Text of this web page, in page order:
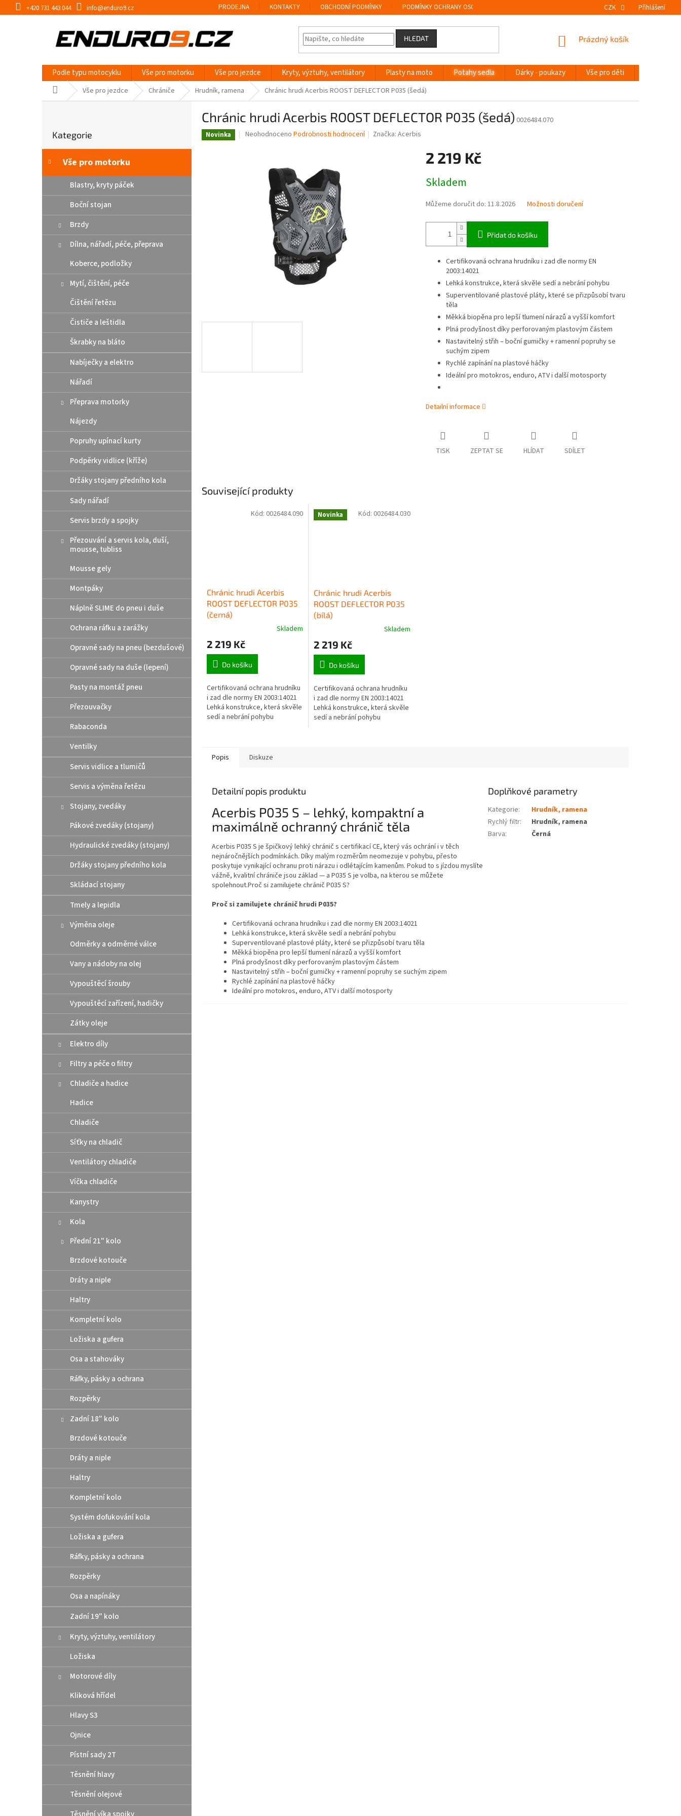
na
+420 731 443 044 info@enduro9.cz PRODEJNA KONTAKTY OBCHODNÍ PODMÍNKY PODMÍNKY OCHRANY OSOBNÍCH ÚDAJŮ CZK Přihlášení
HLEDAT
NÁKUPNÍ
Prázdný košík
Podle typu motocyklu Vše pro motorku Vše pro jezdce Kryty, výztuhy, ventilátory Plasty na moto Potahy sedla Dárky - poukazy Vše pro děti
Domů Vše pro jezdce Chrániče Hrudník, ramena Chránic hrudi Acerbis ROOST DEFLECTOR P035 (šedá)
r
n
í
a
kategorie
Kategorie
Vše pro motorku
Blastry, kryty páček
Boční stojan
Brzdy
Dílna, nářadí, péče, přeprava
Koberce, podložky
Mytí, čištění, péče
Čištění řetězu
Čističe a leštidla
Škrabky na bláto
Nabíječky a elektro
Nářadí
Přeprava motorky
Nájezdy
Popruhy upínací kurty
Podpěrky vidlice (kříže)
Držáky stojany předního kola
Sady nářadí
Servis brzdy a spojky
Přezouvání a servis kola, duší,
mousse, tubliss
Mousse gely
Montpáky
Náplně SLIME do pneu i duše
Ochrana ráfku a zarážky
Opravné sady na pneu (bezdušové)
Opravné sady na duše (lepení)
Pasty na montáž pneu
Přezouvačky
Rabaconda
Ventilky
Servis vidlice a tlumičů
Servis a výměna řetězu
Stojany, zvedáky
Pákové zvedáky (stojany)
Hydraulické zvedáky (stojany)
Držáky stojany předního kola
Skládací stojany
Tmely a lepidla
Výměna oleje
Odměrky a odměrné válce
Vany a nádoby na olej
Vypouštěcí šrouby
Vypouštěcí zařízení, hadičky
Zátky oleje
Elektro díly
Filtry a péče o filtry
Chladiče a hadice
Hadice
Chladiče
Síťky na chladič
Ventilátory chladiče
Víčka chladiče
Kanystry
Kola
Přední 21" kolo
Brzdové kotouče
Dráty a niple
Haltry
Kompletní kolo
Ložiska a gufera
Osa a stahováky
Ráfky, pásky a ochrana
Rozpěrky
Zadní 18" kolo
Brzdové kotouče
Dráty a niple
Haltry
Kompletní kolo
Systém dofukování kola
Ložiska a gufera
Ráfky, pásky a ochrana
Rozpěrky
Osa a napínáky
Zadní 19" kolo
Kryty, výztuhy, ventilátory
Ložiska
Motorové díly
Kliková hřídel
Hlavy S3
Ojnice
Pístní sady 2T
Těsnění hlavy
Těsnění olejové
Chránic hrudi Acerbis ROOST DEFLECTOR P035 (šedá) 0026484.070
Novinka
Průměrné
hvězdiček.
Neohodnoceno Podrobnosti hodnocení Značka:Acerbis
2 219 Kč
cena:
Skladem
Můžeme doručit do: 11.8.2026 Možnosti doručení
Přidat do košíku
Certifikovaná ochrana hrudníku i zad dle normy EN
2003:14021
Lehká konstrukce, která skvěle sedí a nebrání pohybu
Superventilované plastové pláty, které se přizpůsobí tvaru
těla
Měkká biopěna pro lepší tlumení nárazů a vyšší komfort
Plná prodyšnost díky perforovaným plastovým částem
Nastavitelný střih – boční gumičky + ramenní popruhy se
suchým zipem
Rychlé zapínání na plastové háčky
Ideální pro motokros, enduro, ATV i další motosporty
Detailní informace
TISK ZEPTAT SE HLÍDAT SDÍLET
Související produkty
Chránic hrudi Acerbis
ROOST DEFLECTOR P035
(černá)
Skladem
2 219 Kč
Do košíku
Certifikovaná ochrana hrudníku
i zad dle normy EN 2003:14021
Lehká konstrukce, která skvěle
sedí a nebrání pohybu
Kód: 0026484.090 Novinka
Chránic hrudi Acerbis
ROOST DEFLECTOR P035
(bílá)
Skladem
2 219 Kč
Do košíku
Certifikovaná ochrana hrudníku
i zad dle normy EN 2003:14021
Lehká konstrukce, která skvěle
sedí a nebrání pohybu
Kód: 0026484.030
Popis Diskuze
Detailní popis produktu
Acerbis P035 S – lehký, kompaktní a
maximálně ochranný chránič těla
Acerbis P035 S je špičkový lehký chránič s certifikací CE, který vás ochrání i v těch
nejnáročnějších podmínkách. Díky malým rozměrům neomezuje v pohybu, přesto
poskytuje vynikající ochranu proti nárazu i odlétajícím kamenům. Pokud to s jízdou myslíte
vážně, kvalitní chrániče jsou základ — a P035 S je volba, na kterou se můžete
spolehnout.Proč si zamilujete chránič P035 S?
Proč si zamilujete chránič hrudi P035?
Certifikovaná ochrana hrudníku i zad dle normy EN 2003:14021
Lehká konstrukce, která skvěle sedí a nebrání pohybu
Superventilované plastové pláty, které se přizpůsobí tvaru těla
Měkká biopěna pro lepší tlumení nárazů a vyšší komfort
Plná prodyšnost díky perforovaným plastovým částem
Nastavitelný střih – boční gumičky + ramenní popruhy se suchým zipem
Rychlé zapínání na plastové háčky
Ideální pro motokros, enduro, ATV i další motosporty
Doplňkové parametry
Kategorie:
Hrudník, ramena
Rychlý filtr:
Hrudník, ramena
Barva: Černá